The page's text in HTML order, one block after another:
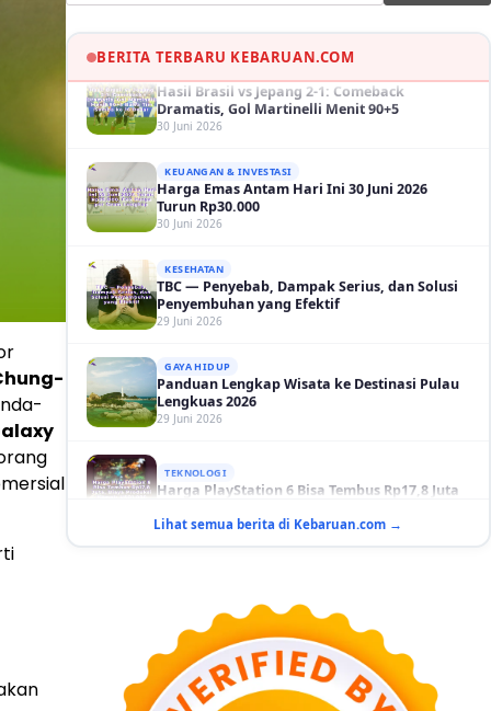
BERITA TERBARU KEBARUAN.COM
Dramatis, Gol Martinelli Menit 90+5
30 Juni 2026
KEUANGAN & INVESTASI
30 Juni 2026
KESEHATAN
29 Juni 2026
GAYA HIDUP
29 Juni 2026
TEKNOLOGI
GAYA HIDUP
10 Adegan Film Terikat Janji yang Sangat Tak
KESEHATAN
Bahaya Memakai Softlens untuk Mata yang
Jarang Diketahui
29 Juni 2026
Lihat semua berita di Kebaruan.com →